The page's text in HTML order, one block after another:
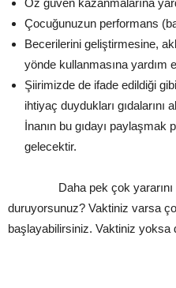
Öz güven kazanmalarına
Çocuğunuzun performans
Becerilerini geliştirmesine,
yönde kullanmasına yardım
Şiirimizde de ifade edildiği
ihtiyaç duydukları gıdalarını
İnanın bu gıdayı
gelecektir.
Daha pek çok yararını
duruyorsunuz? Vaktiniz varsa
başlayabilirsiniz. Vaktiniz yoksa